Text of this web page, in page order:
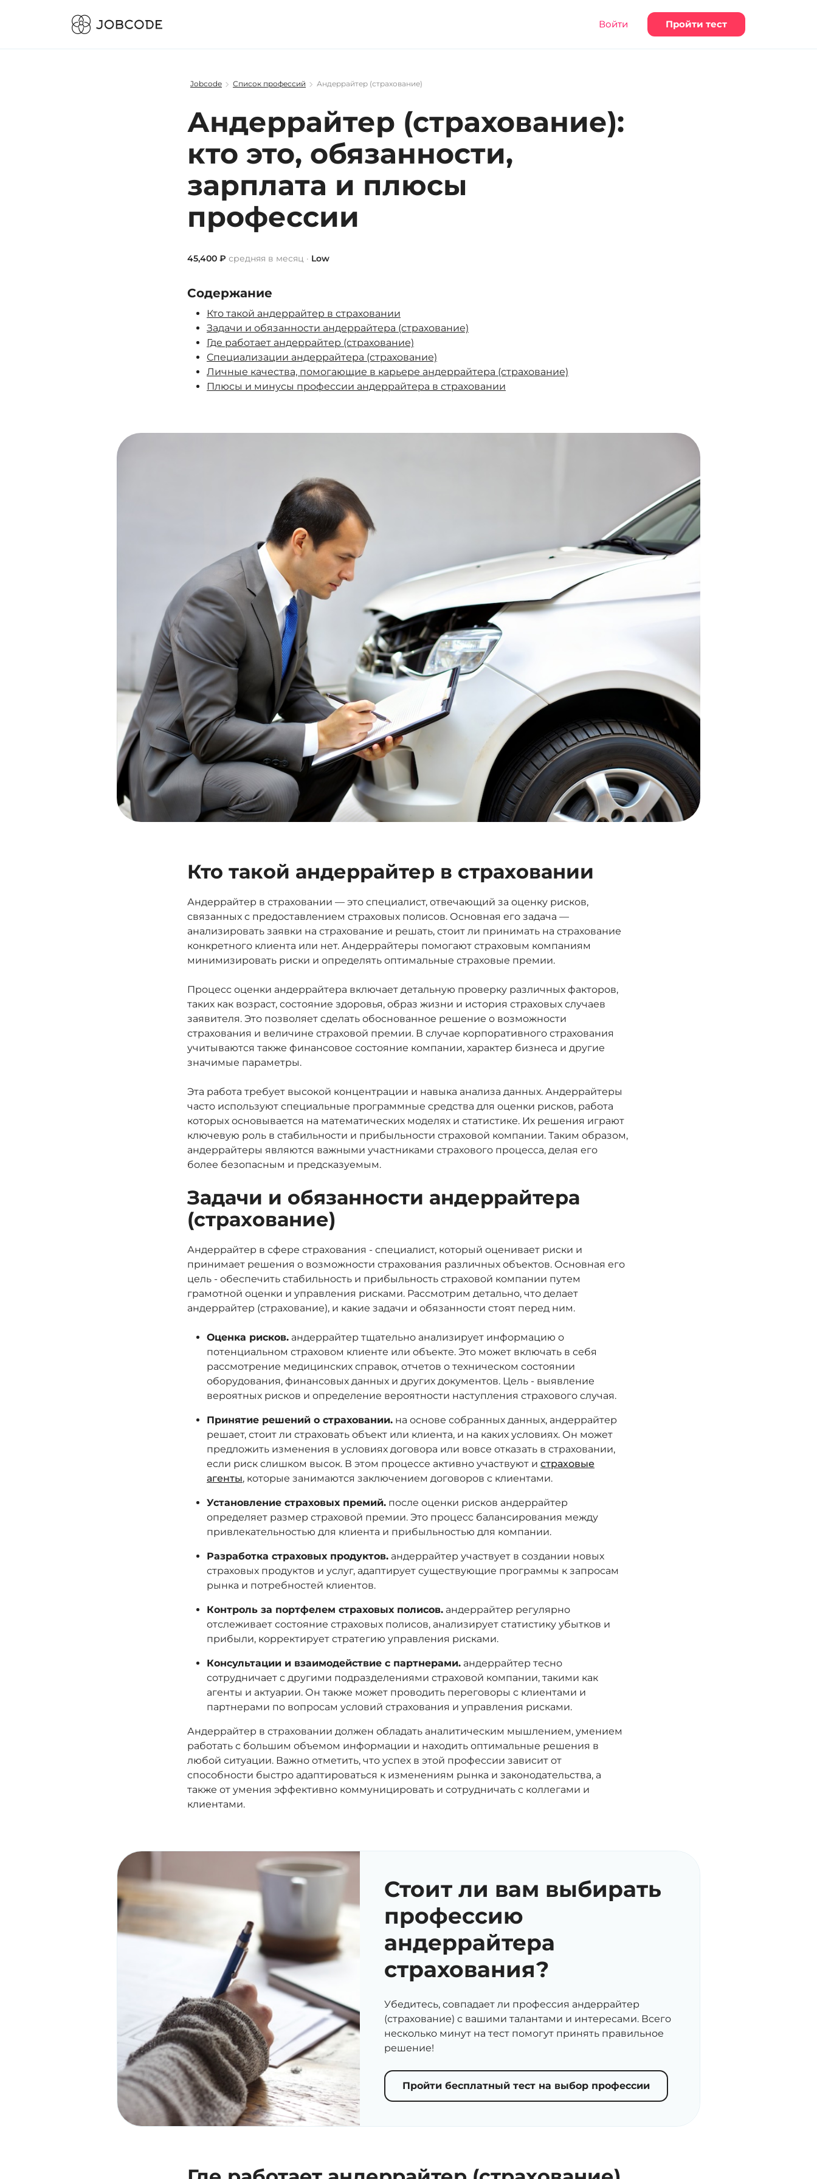
Войти Пройти тест
Jobcode Список профессий Андеррайтер (страхование)
Андеррайтер (страхование):
кто это, обязанности,
зарплата и плюсы
профессии
45,400 ₽ средняя в месяц · Low
Содержание
Кто такой андеррайтер в страховании
Задачи и обязанности андеррайтера (страхование)
Где работает андеррайтер (страхование)
Специализации андеррайтера (страхование)
Личные качества, помогающие в карьере андеррайтера (страхование)
Плюсы и минусы профессии андеррайтера в страховании
Кто такой андеррайтер в страховании
Андеррайтер в страховании — это специалист, отвечающий за оценку рисков,
связанных с предоставлением страховых полисов. Основная его задача —
анализировать заявки на страхование и решать, стоит ли принимать на страхование
конкретного клиента или нет. Андеррайтеры помогают страховым компаниям
минимизировать риски и определять оптимальные страховые премии.
Процесс оценки андеррайтера включает детальную проверку различных факторов,
таких как возраст, состояние здоровья, образ жизни и история страховых случаев
заявителя. Это позволяет сделать обоснованное решение о возможности
страхования и величине страховой премии. В случае корпоративного страхования
учитываются также финансовое состояние компании, характер бизнеса и другие
значимые параметры.
Эта работа требует высокой концентрации и навыка анализа данных. Андеррайтеры
часто используют специальные программные средства для оценки рисков, работа
которых основывается на математических моделях и статистике. Их решения играют
ключевую роль в стабильности и прибыльности страховой компании. Таким образом,
андеррайтеры являются важными участниками страхового процесса, делая его
более безопасным и предсказуемым.
Задачи и обязанности андеррайтера
(страхование)
Андеррайтер в сфере страхования - специалист, который оценивает риски и
принимает решения о возможности страхования различных объектов. Основная его
цель - обеспечить стабильность и прибыльность страховой компании путем
грамотной оценки и управления рисками. Рассмотрим детально, что делает
андеррайтер (страхование), и какие задачи и обязанности стоят перед ним.
Оценка рисков. андеррайтер тщательно анализирует информацию о
потенциальном страховом клиенте или объекте. Это может включать в себя
рассмотрение медицинских справок, отчетов о техническом состоянии
оборудования, финансовых данных и других документов. Цель - выявление
вероятных рисков и определение вероятности наступления страхового случая.
Принятие решений о страховании. на основе собранных данных, андеррайтер
решает, стоит ли страховать объект или клиента, и на каких условиях. Он может
предложить изменения в условиях договора или вовсе отказать в страховании,
если риск слишком высок. В этом процессе активно участвуют и страховые
агенты, которые занимаются заключением договоров с клиентами.
Установление страховых премий. после оценки рисков андеррайтер
определяет размер страховой премии. Это процесс балансирования между
привлекательностью для клиента и прибыльностью для компании.
Разработка страховых продуктов. андеррайтер участвует в создании новых
страховых продуктов и услуг, адаптирует существующие программы к запросам
рынка и потребностей клиентов.
Контроль за портфелем страховых полисов. андеррайтер регулярно
отслеживает состояние страховых полисов, анализирует статистику убытков и
прибыли, корректирует стратегию управления рисками.
Консультации и взаимодействие с партнерами. андеррайтер тесно
сотрудничает с другими подразделениями страховой компании, такими как
агенты и актуарии. Он также может проводить переговоры с клиентами и
партнерами по вопросам условий страхования и управления рисками.
Андеррайтер в страховании должен обладать аналитическим мышлением, умением
работать с большим объемом информации и находить оптимальные решения в
любой ситуации. Важно отметить, что успех в этой профессии зависит от
способности быстро адаптироваться к изменениям рынка и законодательства, а
также от умения эффективно коммуницировать и сотрудничать с коллегами и
клиентами.
Стоит ли вам выбирать
профессию
андеррайтера
страхования?
Убедитесь, совпадает ли профессия андеррайтер
(страхование) с вашими талантами и интересами. Всего
несколько минут на тест помогут принять правильное
решение!
Пройти бесплатный тест на выбор профессии